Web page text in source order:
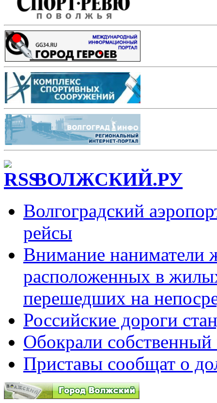
ВОЛЖСКИЙ.РУ
Волгоградский
рейсы
Внимание
расположенных в
перешедших на
Российские дороги
Обокрали собственный
Приставы сообщат о